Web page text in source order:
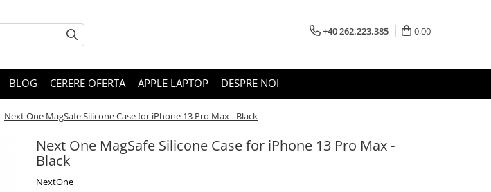
+40 262.223.385 0,00
BLOG CERERE OFERTA APPLE LAPTOP DESPRE NOI
Next One MagSafe Silicone Case for iPhone 13 Pro Max - Black
Next One MagSafe Silicone Case for iPhone 13 Pro Max -
Black
NextOne